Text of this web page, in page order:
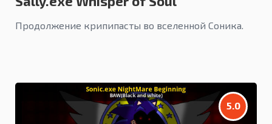
Продолжение крипипасты во вселенной Соника.
5.0